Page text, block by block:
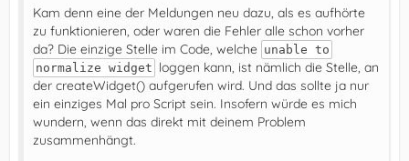
Kam denn eine der Meldungen neu dazu, als es aufhörte
zu funktionieren, oder waren die Fehler alle schon vorher
da? Die einzige Stelle im Code, welche unable to
normalize widget loggen kann, ist nämlich die Stelle, an
der createWidget() aufgerufen wird. Und das sollte ja nur
ein einziges Mal pro Script sein. Insofern würde es mich
wundern, wenn das direkt mit deinem Problem
zusammenhängt.